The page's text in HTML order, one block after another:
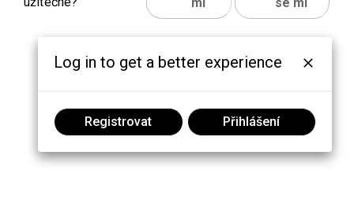
Log in to get a better experience
Registrovat Přihlášení